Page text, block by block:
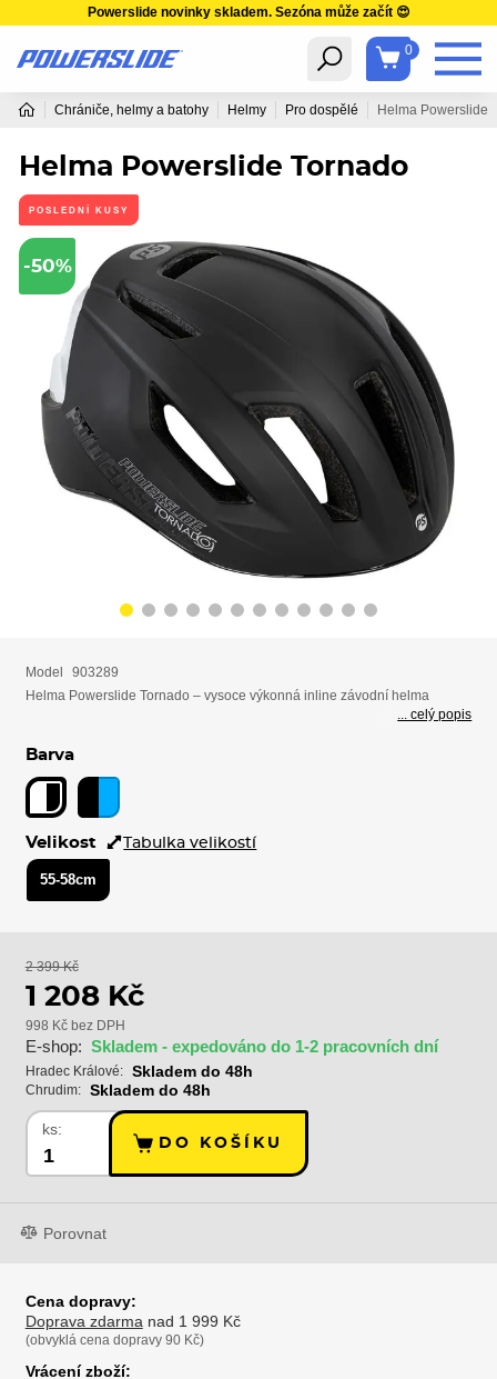
Powerslide novinky skladem. Sezóna může začít 😍
0
Chrániče, helmy a batohy Helmy Pro dospělé Helma Powerslide
Helma Powerslide Tornado
POSLEDNÍ KUSY
-50%
Model
903289
Helma Powerslide Tornado – vysoce výkonná inline závodní helma
... celý popis
Barva
Velikost Tabulka velikostí
55-58cm
2 399 Kč
1 208 Kč
998 Kč bez DPH
E-shop: Skladem - expedováno do 1-2 pracovních dní
Hradec Králové: Skladem do 48h
Chrudim: Skladem do 48h
ks:
DO KOŠÍKU
Porovnat
Cena dopravy:
Doprava zdarmanad 1 999 Kč
(obvyklá cena dopravy 90 Kč)
Vrácení zboží: